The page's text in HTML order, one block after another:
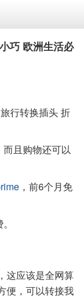
巧 欧洲生活必
行转换插头 折
而且购物还可以
，前6个月免
这应该是全网算
便，可以转接我